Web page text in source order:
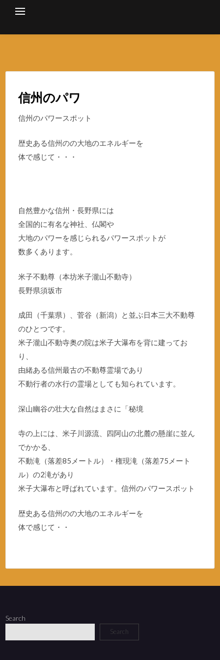
信州のパワ
信州のパワースポット
歴史ある信州のの大地のエネルギーを
体で感じて・・・
自然豊かな信州・長野県には
全国的に有名な神社、仏閣や
大地のパワーを感じられるパワースポットが
数多くあります。
米子不動尊（本坊米子瀧山不動寺）
長野県須坂市
成田（千葉県）、菅谷（新潟）と並ぶ日本三大不動尊
のひとつです。
米子瀧山不動寺奥の院は米子大瀑布を背に建ってお
り、
由緒ある信州最古の不動尊霊場であり
不動行者の水行の霊場としても知られています。
深山幽谷の壮大な自然はまさに「秘境
寺の上には、米子川源流、四阿山の北麓の懸崖に並ん
でかかる、
不動滝（落差85メートル）・権現滝（落差75メート
ル）の2滝があり
米子大瀑布と呼ばれています。信州のパワースポット
歴史ある信州のの大地のエネルギーを
体で感じて・・
Search
Search